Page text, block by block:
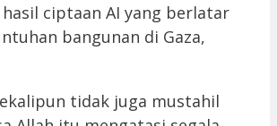
ciptaan AI yang berlatar
bangunan di Gaza,
tidak juga mustahil